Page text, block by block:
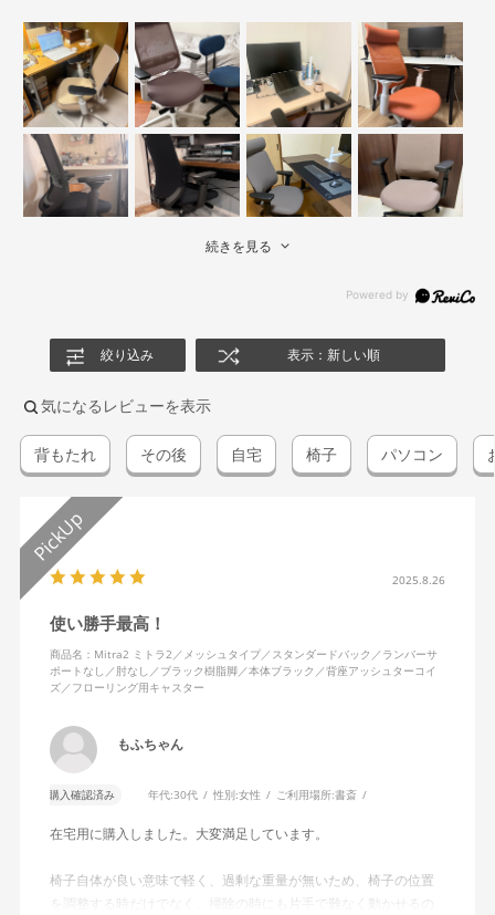
続きを見る
絞り込み 表示：新しい順
気になるレビューを表示
背もたれ その後 自宅 椅子 パソコン
2025.8.26
使い勝手最高！
商品名：Mitra2 ミトラ2／メッシュタイプ／スタンダードバック／ランバーサ
ポートなし／肘なし／ブラック樹脂脚／本体ブラック／背座アッシュターコイ
ズ／フローリング用キャスター
もふちゃん
購入確認済み 年代:30代 性別:女性 ご利用場所:書斎
在宅用に購入しました。大変満足しています。
椅子自体が良い意味で軽く、過剰な重量が無いため、椅子の位置
を調整する時だけでなく、掃除の時にも片手で難なく動かせるの